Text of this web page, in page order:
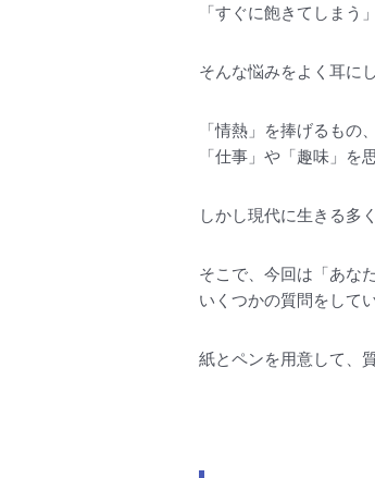
「すぐに飽きてしまう」
そんな悩みをよく耳にし
「情熱」を捧げるもの
「仕事」や「趣味」を
しかし現代に生きる多
そこで、今回は「あな
いくつかの質問をして
紙とペンを用意して、